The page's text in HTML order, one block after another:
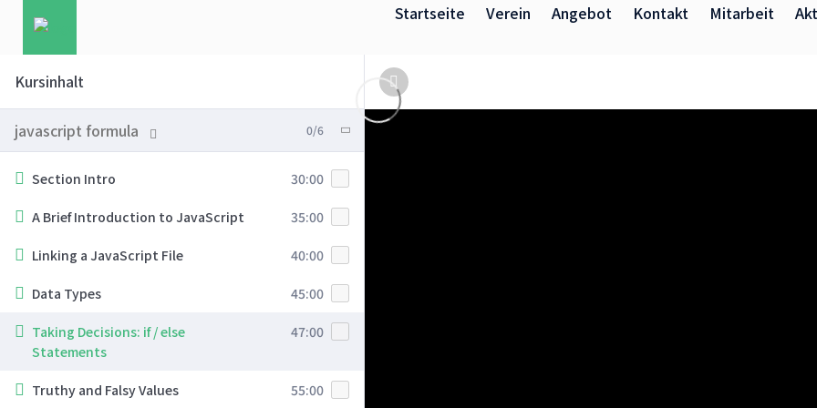
Startseite Verein Angebot Kontakt Mitarbeit
Kursinhalt
javascript formula 0/6
Section Intro 30:00
A Brief Introduction to JavaScript 35:00
Linking a JavaScript File 40:00
Data Types 45:00
Taking Decisions: if / else
Statements
47:00
Truthy and Falsy Values 55:00